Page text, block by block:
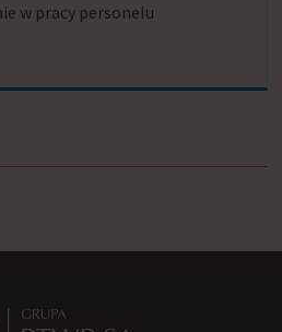
w pracy personelu